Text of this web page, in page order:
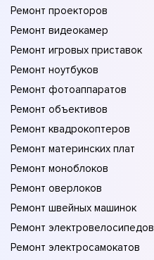
Ремонт проекторов
Ремонт видеокамер
Ремонт игровых приставок
Ремонт ноутбуков
Ремонт фотоаппаратов
Ремонт объективов
Ремонт квадрокоптеров
Ремонт материнских плат
Ремонт моноблоков
Ремонт оверлоков
Ремонт швейных машинок
Ремонт электровелосипедов
Ремонт электросамокатов